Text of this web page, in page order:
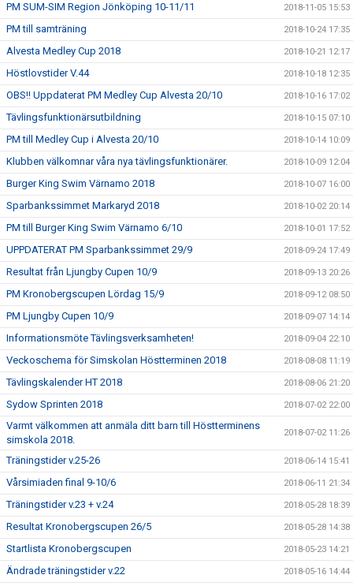
PM SUM-SIM Region Jönköping 10-11/11 2018-11-05 15:53
PM till samträning 2018-10-24 17:35
Alvesta Medley Cup 2018 2018-10-21 12:17
Höstlovstider V.44 2018-10-18 12:35
OBS!! Uppdaterat PM Medley Cup Alvesta 20/10 2018-10-16 17:02
Tävlingsfunktionärsutbildning 2018-10-15 07:10
PM till Medley Cup i Alvesta 20/10 2018-10-14 10:09
Klubben välkomnar våra nya tävlingsfunktionärer. 2018-10-09 12:04
Burger King Swim Värnamo 2018 2018-10-07 16:00
Sparbankssimmet Markaryd 2018 2018-10-02 20:14
PM till Burger King Swim Värnamo 6/10 2018-10-01 17:52
UPPDATERAT PM Sparbankssimmet 29/9 2018-09-24 17:49
Resultat från Ljungby Cupen 10/9 2018-09-13 20:26
PM Kronobergscupen Lördag 15/9 2018-09-12 08:50
PM Ljungby Cupen 10/9 2018-09-07 14:14
Informationsmöte Tävlingsverksamheten! 2018-09-04 22:10
Veckoschema för Simskolan Höstterminen 2018 2018-08-08 11:19
Tävlingskalender HT 2018 2018-08-06 21:20
Sydow Sprinten 2018 2018-07-02 22:00
Varmt välkommen att anmäla ditt barn till Höstterminens
simskola 2018.
2018-07-02 11:26
Träningstider v.25-26 2018-06-14 15:41
Vårsimiaden final 9-10/6 2018-06-11 21:34
Träningstider v.23 + v.24 2018-05-28 18:39
Resultat Kronobergscupen 26/5 2018-05-28 14:38
Startlista Kronobergscupen 2018-05-23 14:21
Ändrade träningstider v.22 2018-05-16 14:44